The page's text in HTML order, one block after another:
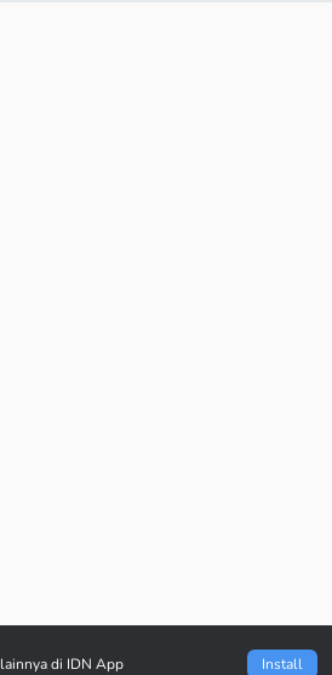
lainnya di IDN App Install